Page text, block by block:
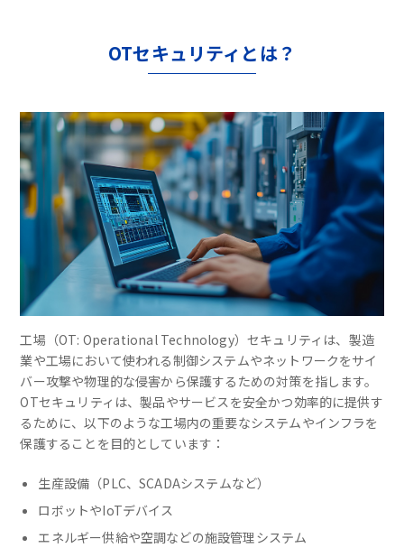
OTセキュリティとは？
工場（OT: Operational Technology）セキュリティは、製造
業や工場において使われる制御システムやネットワークをサイ
バー攻撃や物理的な侵害から保護するための対策を指します。
OTセキュリティは、製品やサービスを安全かつ効率的に提供す
るために、以下のような工場内の重要なシステムやインフラを
保護することを目的としています：
生産設備（PLC、SCADAシステムなど）
ロボットやIoTデバイス
エネルギー供給や空調などの施設管理システム